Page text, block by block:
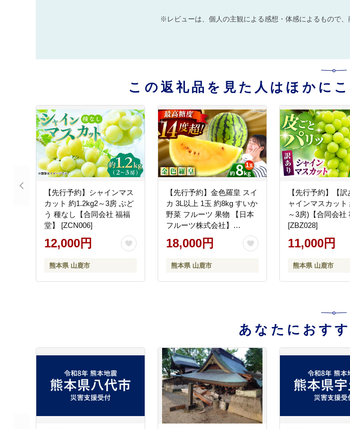
※レビューは、個人の主観による感想・体感によるもので、
この返礼品を見た人はほかに
【先行予約】シャインマス
カット 約1.2kg2～3房 ぶど
う 種なし【合同会社 福福
堂】 [ZCN006]
12,000円
熊本県 山鹿市
【先行予約】金色羅皇 スイ
カ 3L以上 1玉 約8kg すいか
野菜 フルーツ 果物 【日本
フルーツ株式会社】
18,000円
熊本県 山鹿市
【先行予約】【
ャインマスカット
～3房)【合同会社
[ZBZ028]
11,000円
熊本県 山鹿市
あなたにおす